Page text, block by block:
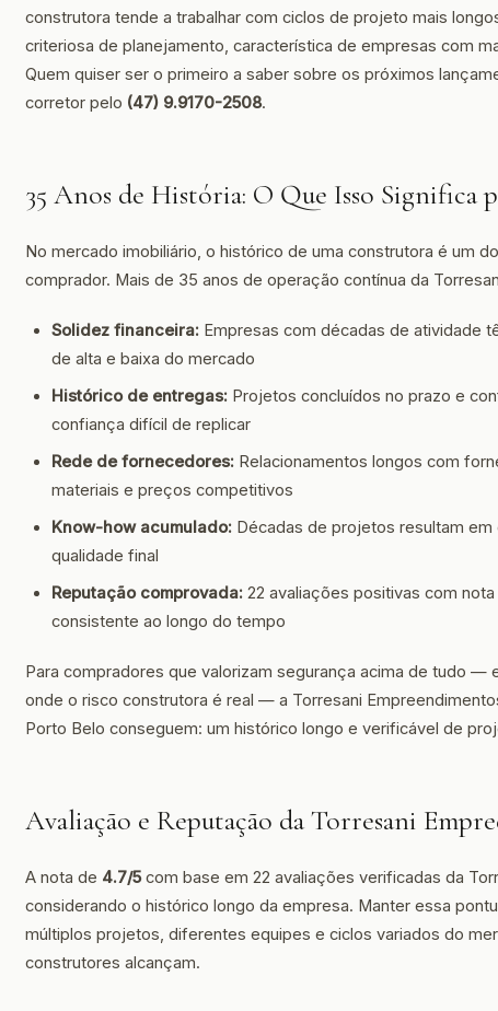
construtora tende a trabalhar com ciclos de projeto mais
criteriosa de planejamento, característica de empresas com
Quem quiser ser o primeiro a saber sobre os próximos
corretor pelo (47) 9.9170-2508.
35 Anos de História: O Que Isso Significa
No mercado imobiliário, o histórico de uma construtora é um
comprador. Mais de 35 anos de operação contínua da
Solidez financeira: Empresas com décadas de atividade
de alta e baixa do mercado
Histórico de entregas: Projetos concluídos no prazo e
confiança difícil de replicar
Rede de fornecedores: Relacionamentos longos com
materiais e preços competitivos
Know-how acumulado: Décadas de projetos resultam
qualidade final
Reputação comprovada: 22 avaliações positivas com
consistente ao longo do tempo
Para compradores que valorizam segurança acima de tudo —
onde o risco construtora é real — a Torresani
Porto Belo conseguem: um histórico longo e verificável de
Avaliação e Reputação da Torresani
A nota de 4.7/5com base em 22 avaliações verificadas da
considerando o histórico longo da empresa. Manter essa
múltiplos projetos, diferentes equipes e ciclos variados do
construtores alcançam.